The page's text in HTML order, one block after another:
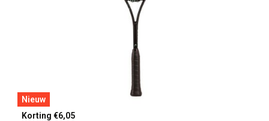
Nieuw
Korting €6,05